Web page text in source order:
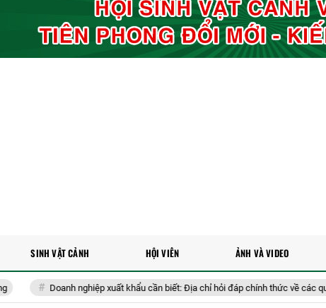
Doanh nghiệp xuất khẩu cần biết: Địa chỉ hỏi đáp chính thức về các quy định SPS
SINH VẬT CẢNH HỘI VIÊN ẢNH VÀ VIDEO